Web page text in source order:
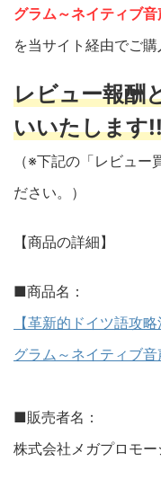
グラム～ネイティブ
を当サイト経由でご購
レビュー報酬
いいたします
（※下記の「レビュ
ださい。）
【商品の詳細】
■商品名：
【革新的ドイツ語攻
グラム～ネイティブ
■販売者名：
株式会社メガプロモー